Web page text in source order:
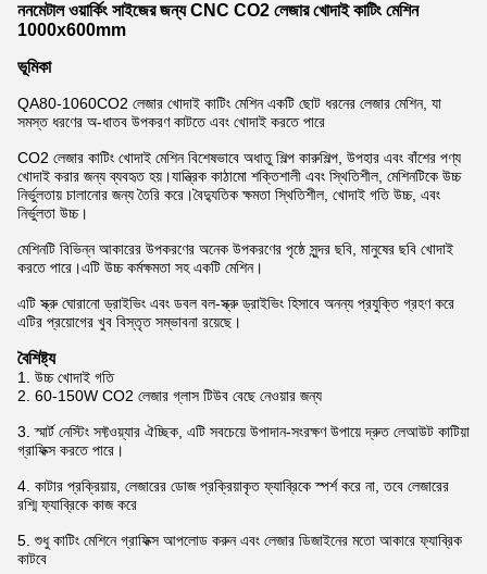
ননমেটাল ওয়ার্কিং সাইজের জন্য CNC CO2 লেজার খোদাই কাটিং মেশিন
1000x600mm
ভূমিকা
QA80-1060CO2 লেজার খোদাই কাটিং মেশিন একটি ছোট ধরনের লেজার মেশিন, যা
সমস্ত ধরণের অ-ধাতব উপকরণ কাটতে এবং খোদাই করতে পারে
CO2 লেজার কাটিং খোদাই মেশিন বিশেষভাবে অধাতু শিল্প কারুশিল্প, উপহার এবং বাঁশের পণ্য
খোদাই করার জন্য ব্যবহৃত হয়।যান্ত্রিক কাঠামো শক্তিশালী এবং স্থিতিশীল, মেশিনটিকে উচ্চ
নির্ভুলতায় চালানোর জন্য তৈরি করে।বৈদ্যুতিক ক্ষমতা স্থিতিশীল, খোদাই গতি উচ্চ, এবং
নির্ভুলতা উচ্চ।
মেশিনটি বিভিন্ন আকারের উপকরণের অনেক উপকরণের পৃষ্ঠে সুন্দর ছবি, মানুষের ছবি খোদাই
করতে পারে।এটি উচ্চ কর্মক্ষমতা সহ একটি মেশিন।
এটি স্ক্রু ঘোরানো ড্রাইভিং এবং ডবল বল-স্ক্রু ড্রাইভিং হিসাবে অনন্য প্রযুক্তি গ্রহণ করে
এটির প্রয়োগের খুব বিস্তৃত সম্ভাবনা রয়েছে।
বৈশিষ্ট্য
1. উচ্চ খোদাই গতি
2. 60-150W CO2 লেজার গ্লাস টিউব বেছে নেওয়ার জন্য
3. স্মার্ট নেস্টিং সফ্টওয়্যার ঐচ্ছিক, এটি সবচেয়ে উপাদান-সংরক্ষণ উপায়ে দ্রুত লেআউট কাটিয়া
গ্রাফিক্স করতে পারে।
4. কাটার প্রক্রিয়ায়, লেজারের ডোজ প্রক্রিয়াকৃত ফ্যাব্রিকে স্পর্শ করে না, তবে লেজারের
রশ্মি ফ্যাব্রিকে কাজ করে
5. শুধু কাটিং মেশিনে গ্রাফিক্স আপলোড করুন এবং লেজার ডিজাইনের মতো আকারে ফ্যাব্রিক
কাটবে